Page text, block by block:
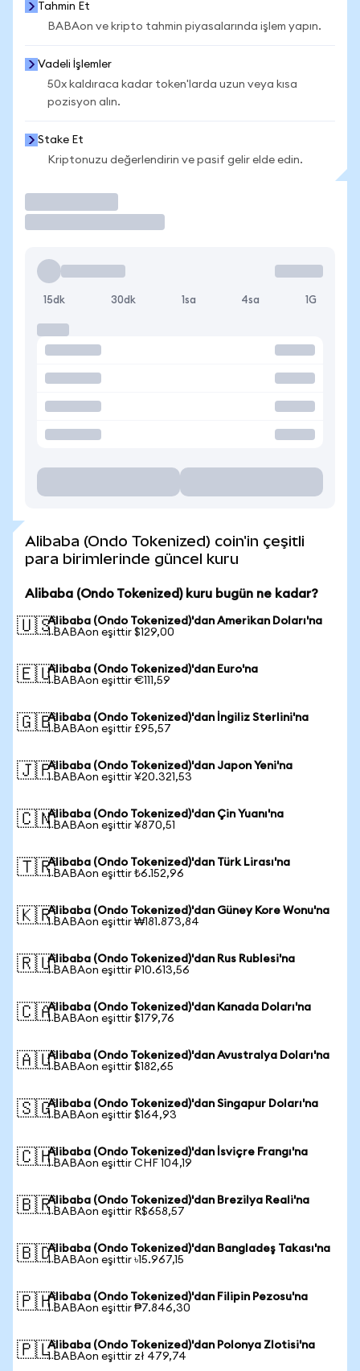
Tahmin Et
BABAon ve kripto tahmin piyasalarında işlem yapın.
Vadeli İşlemler
50x kaldıraca kadar token'larda uzun veya kısa
pozisyon alın.
Stake Et
Kriptonuzu değerlendirin ve pasif gelir elde edin.
15dk 30dk 1sa 4sa 1G
Alibaba (Ondo Tokenized) coin'in çeşitli
para birimlerinde güncel kuru
Alibaba (Ondo Tokenized) kuru bugün ne kadar?
🇺🇸Alibaba (Ondo Tokenized)'dan Amerikan Doları'na
1 BABAon eşittir $129,00
🇪🇺Alibaba (Ondo Tokenized)'dan Euro'na
1 BABAon eşittir €111,59
🇬🇧Alibaba (Ondo Tokenized)'dan İngiliz Sterlini'na
1 BABAon eşittir £95,57
🇯🇵Alibaba (Ondo Tokenized)'dan Japon Yeni'na
1 BABAon eşittir ¥20.321,53
🇨🇳Alibaba (Ondo Tokenized)'dan Çin Yuanı'na
1 BABAon eşittir ¥870,51
🇹🇷Alibaba (Ondo Tokenized)'dan Türk Lirası'na
1 BABAon eşittir ₺6.152,96
🇰🇷Alibaba (Ondo Tokenized)'dan Güney Kore Wonu'na
1 BABAon eşittir ₩181.873,84
🇷🇺Alibaba (Ondo Tokenized)'dan Rus Rublesi'na
1 BABAon eşittir ₽10.613,56
🇨🇦Alibaba (Ondo Tokenized)'dan Kanada Doları'na
1 BABAon eşittir $179,76
🇦🇺Alibaba (Ondo Tokenized)'dan Avustralya Doları'na
1 BABAon eşittir $182,65
🇸🇬Alibaba (Ondo Tokenized)'dan Singapur Doları'na
1 BABAon eşittir $164,93
🇨🇭Alibaba (Ondo Tokenized)'dan İsviçre Frangı'na
1 BABAon eşittir CHF 104,19
🇧🇷Alibaba (Ondo Tokenized)'dan Brezilya Reali'na
1 BABAon eşittir R$658,57
🇧🇩Alibaba (Ondo Tokenized)'dan Bangladeş Takası'na
1 BABAon eşittir ৳15.967,15
🇵🇭Alibaba (Ondo Tokenized)'dan Filipin Pezosu'na
1 BABAon eşittir ₱7.846,30
🇵🇱Alibaba (Ondo Tokenized)'dan Polonya Zlotisi'na
1 BABAon eşittir zł 479,74